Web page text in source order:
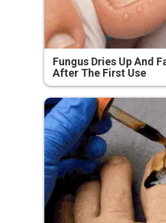
Fungus Dries Up And
After The First Use